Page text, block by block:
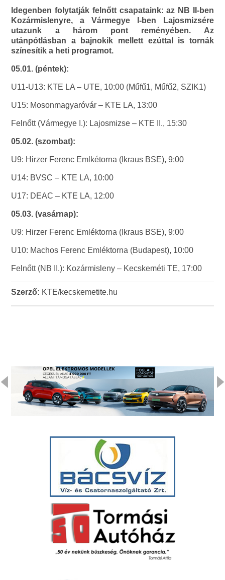
Idegenben folytatják felnőtt csapataink: az NB II-ben
Kozármislenyre, a Vármegye I-ben Lajosmizsére
utazunk a három pont reményében. Az
utánpótlásban a bajnokik mellett ezúttal is tornák
színesítik a heti programot.
05.01. (péntek):
U11-U13: KTE LA – UTE, 10:00 (Műfű1, Műfű2, SZIK1)
U15: Mosonmagyaróvár – KTE LA, 13:00
Felnőtt (Vármegye I.): Lajosmizse – KTE II., 15:30
05.02. (szombat):
U9: Hirzer Ferenc Emlkétorna (Ikraus BSE), 9:00
U14: BVSC – KTE LA, 10:00
U17: DEAC – KTE LA, 12:00
05.03. (vasárnap):
U9: Hirzer Ferenc Emléktorna (Ikraus BSE), 9:00
U10: Machos Ferenc Emléktorna (Budapest), 10:00
Felnőtt (NB II.): Kozármisleny – Kecskeméti TE, 17:00
Szerző: KTE/kecskemetite.hu